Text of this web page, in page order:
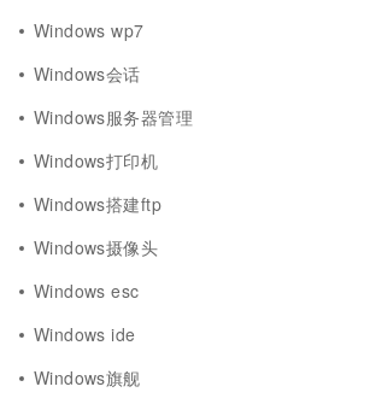
Windows wp7
Windows会话
Windows服务器管理
Windows打印机
Windows搭建ftp
Windows摄像头
Windows esc
Windows ide
Windows旗舰